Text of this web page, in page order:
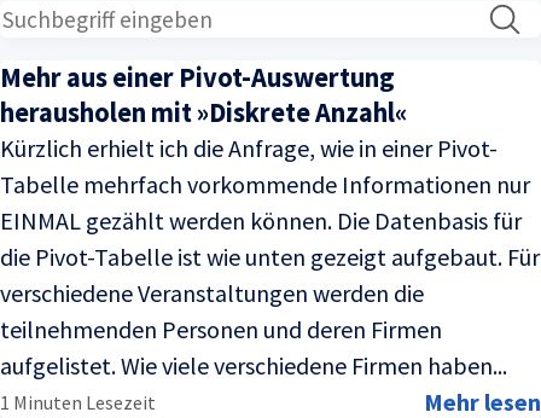
Mehr aus einer Pivot-Auswertung
herausholen mit »Diskrete Anzahl«
Kürzlich erhielt ich die Anfrage, wie in einer Pivot-
Tabelle mehrfach vorkommende Informationen nur
EINMAL gezählt werden können. Die Datenbasis für
die Pivot-Tabelle ist wie unten gezeigt aufgebaut. Für
verschiedene Veranstaltungen werden die
teilnehmenden Personen und deren Firmen
aufgelistet. Wie viele verschiedene Firmen haben...
1 Minuten Lesezeit Mehr lesen